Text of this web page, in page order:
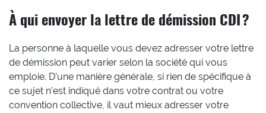
À qui envoyer la lettre de démission CDI ?
La personne à laquelle vous devez adresser votre lettre
de démission peut varier selon la société qui vous
emploie. D’une manière générale, si rien de spécifique à
ce sujet n’est indiqué dans votre contrat ou votre
convention collective, il vaut mieux adresser votre